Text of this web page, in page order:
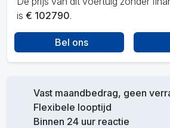
is € 102790.
Bel ons
Vast maandbedrag, geen
Flexibele looptijd
Binnen 24 uur reactie